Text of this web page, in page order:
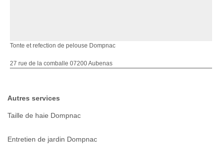
Tonte et refection de pelouse Dompnac
27 rue de la comballe 07200 Aubenas
Autres services
Taille de haie Dompnac
Entretien de jardin Dompnac